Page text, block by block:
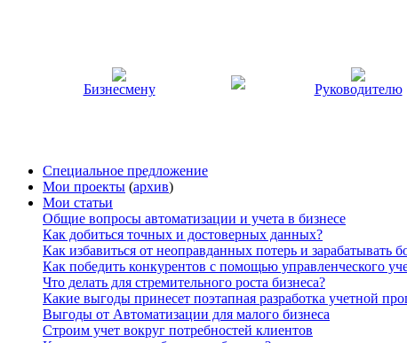
Бизнесмену Руководителю
Специальное предложение
Мои проекты (архив)
Мои статьи
Общие вопросы автоматизации и учета в бизнесе
Как добиться точных и достоверных данных?
Как избавиться от неоправданных потерь и зарабатывать
Как победить конкурентов с помощью управленческого
Что делать для стремительного роста бизнеса?
Какие выгоды принесет поэтапная разработка учетной
Выгоды от Автоматизации для малого бизнеса
Строим учет вокруг потребностей клиентов